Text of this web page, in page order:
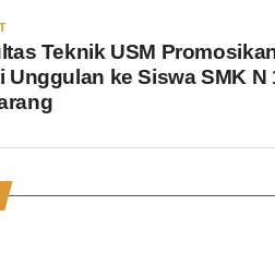
Teknik USM
Unggulan ke Siswa SMK N